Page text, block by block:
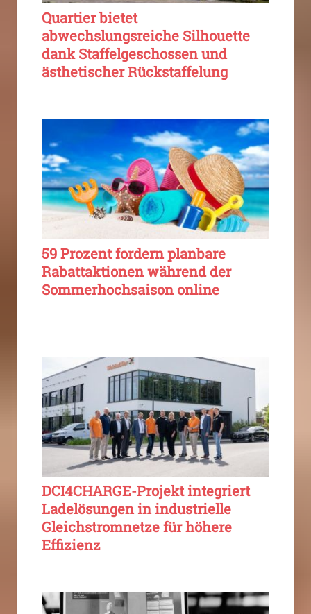
Quartier bietet
abwechslungsreiche Silhouette
dank Staffelgeschossen und
ästhetischer Rückstaffelung
59 Prozent fordern planbare
Rabattaktionen während der
Sommerhochsaison online
DCI4CHARGE-Projekt integriert
Ladelösungen in industrielle
Gleichstromnetze für höhere
Effizienz